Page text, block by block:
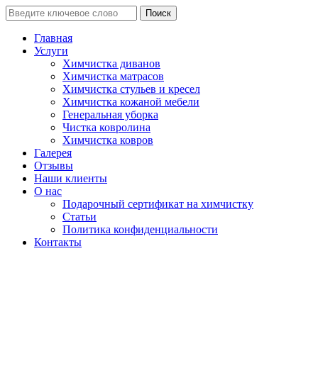
Поиск
Главная
Услуги
Химчистка диванов
Химчистка матрасов
Химчистка стульев и кресел
Химчистка кожаной мебели
Генеральная уборка
Чистка ковролина
Химчистка ковров
Галерея
Отзывы
Наши клиенты
О нас
Подарочный сертификат на химчистку
Статьи
Политика конфиденциальности
Контакты